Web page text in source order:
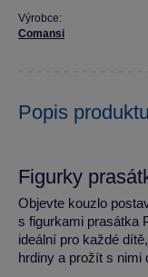
Výrobce:
Comansi
Popis produktu
Figurky
Objevte kouzlo
s figurkami prasátka
ideální pro každé
hrdiny a prožít s nimi